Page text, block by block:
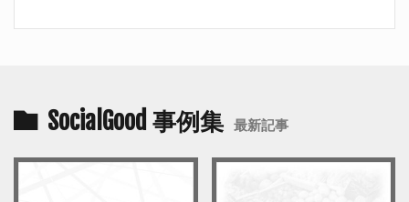
SocialGood 事例集 最新記事